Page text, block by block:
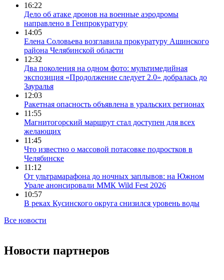
16:22
Дело об атаке дронов на военные аэродромы
направлено в Генпрокуратуру
14:05
Елена Соловьева возглавила прокуратуру Ашинского
района Челябинской области
12:32
Два поколения на одном фото: мультимедийная
экспозиция «Продолжение следует 2.0» добралась до
Зауралья
12:03
Ракетная опасность объявлена в уральских регионах
11:55
Магнитогорский маршрут стал доступен для всех
желающих
11:45
Что известно о массовой потасовке подростков в
Челябинске
11:12
От ультрамарафона до ночных заплывов: на Южном
Урале анонсировали ММК Wild Fest 2026
10:57
В реках Кусинского округа снизился уровень воды
Все новости
Новости партнеров